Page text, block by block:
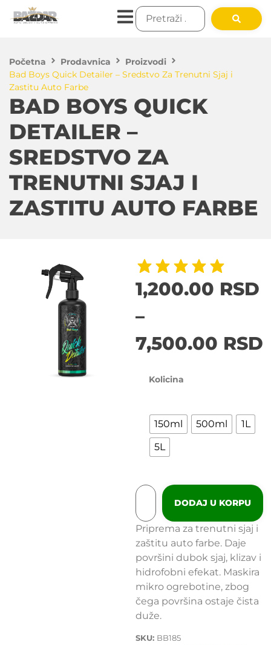
Početna Prodavnica
Proizvodi
Bad Boys Quick Detailer – Sredstvo Za Trenutni Sjaj i
Zastitu Auto Farbe
BAD BOYS QUICK
DETAILER –
SREDSTVO ZA
TRENUTNI SJAJ I
ZASTITU AUTO FARBE
1,200.00 RSD
–
7,500.00 RSD
Kolicina
150ml 500ml
1L
5L
DODAJ U KORPU
Priprema za trenutni sjaj i
zaštitu auto farbe. Daje
površini dubok sjaj, klizav i
hidrofobni efekat. Maskira
mikro ogrebotine, zbog
čega površina ostaje čista
duže.
SKU: BB185